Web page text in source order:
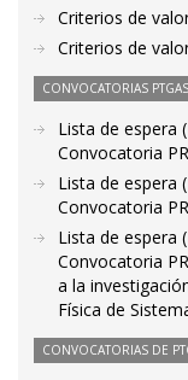
Criterios de
Criterios de
CONVOCATORIAS
Lista de espera
Convocatoria
Lista de espera
Convocatoria
Lista de espera
Convocatoria
a la
Física de
CONVOCATORIAS DE